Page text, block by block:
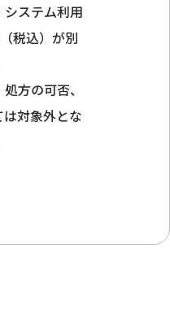
ステム利用
税込）が別
方の可否、
対象外とな